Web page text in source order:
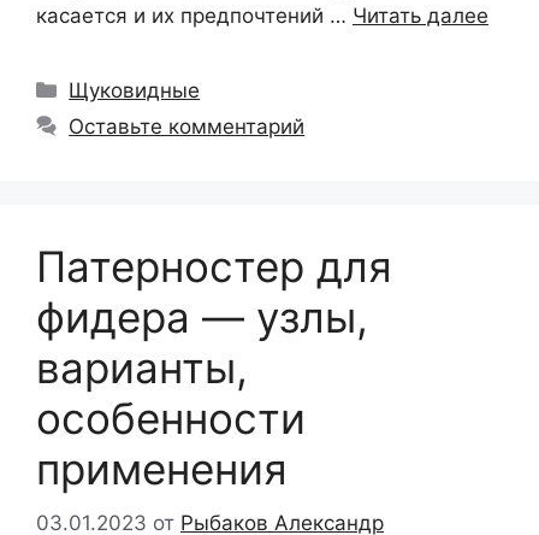
касается и их предпочтений … Читать далее
Рубрики
Щуковидные
Оставьте комментарий
Патерностер для
фидера — узлы,
варианты,
особенности
применения
03.01.2023 от Рыбаков Александр